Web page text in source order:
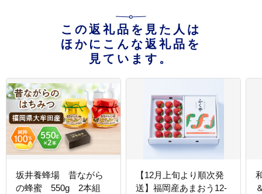
この返礼品を見た人は
ほかにこんな返礼品を
見ています。
坂井養蜂場 昔ながら
の蜂蜜 550g 2本組
【12月上旬より順次発
送】福岡産あまおう12-